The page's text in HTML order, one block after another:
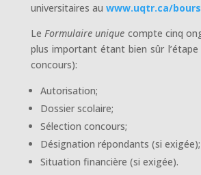
universitaires au www.uqtr.ca/
Le Formulaire unique compte cinq
plus important étant bien sûr
concours):
Autorisation;
Dossier scolaire;
Sélection concours;
Désignation répondants (si exigée);
Situation financière (si exigée).